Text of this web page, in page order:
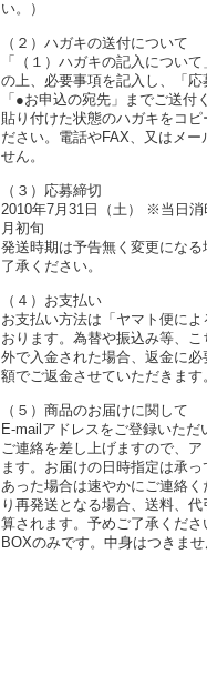
い。）
（２）ハガキの送付について
「（１）ハガキの記入につい
の上、必要事項を記入し、「
「●お申込の宛先」までご送付
貼り付けた状態のハガキをコ
ださい。電話やFAX、又はメ
せん。
（３）応募締切
2010年7月31日（土） ※当日
月初旬
発送時期は予告無く変更にな
了承ください。
（４）お支払い
お支払い方法は「ヤマト便に
おります。為替や振込み等、
外で入金された場合、返金に
額でご返金させていただきます
（５）商品のお届けに関して
E-mailアドレスをご登録いた
ご連絡を差し上げますので、
ます。お届けの日時指定は承
あった場合は速やかにご連絡
り再発送となる場合、送料、
算されます。予めご了承くだ
BOXのみです。中身はつきま